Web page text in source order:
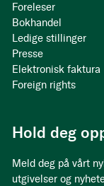
Foreleser
Bokhandel
Ledige stillinger
Presse
Elektronisk faktura
Foreign rights
Hold deg
Meld deg på vårt
utgivelser og